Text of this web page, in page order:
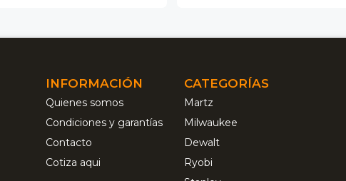
INFORMACIÓN
Quienes somos
Condiciones y garantías
Contacto
Cotiza aqui
CATEGORÍAS
Martz
Milwaukee
Dewalt
Ryobi